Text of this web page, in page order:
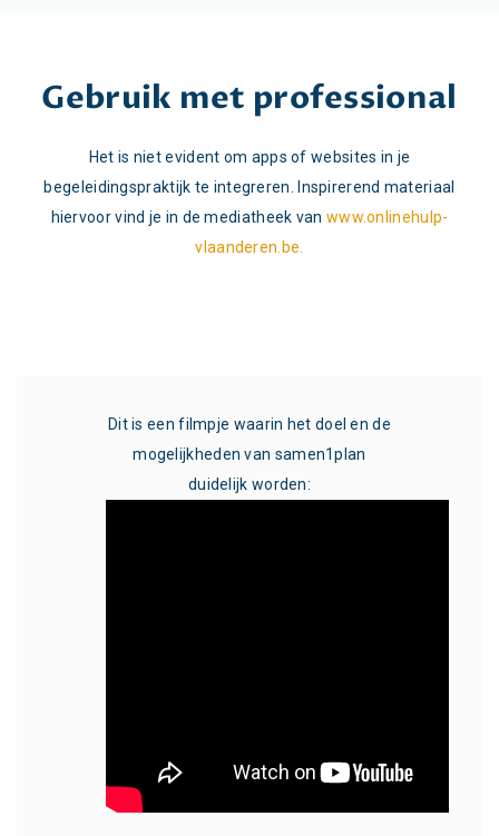
Gebruik met professional
Het is niet evident om apps of websites in je
begeleidingspraktijk te integreren. Inspirerend materiaal
hiervoor vind je in de mediatheek van www.onlinehulp-
vlaanderen.be.
Dit is een filmpje waarin het doel en de
mogelijkheden van samen1plan
duidelijk worden: